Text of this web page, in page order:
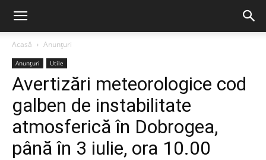
Acasă Anunțuri
Anunțuri Utile
Avertizări meteorologice cod
galben de instabilitate
atmosferică în Dobrogea,
până în 3 iulie, ora 10.00